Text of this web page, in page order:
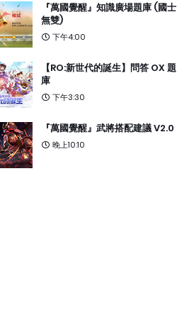
『萬國覺醒』知識廣場題庫 (國士
無雙)
下午4:00
【RO:新世代的誕生】問答 OX 題
庫
下午3:30
『萬國覺醒』武將搭配建議 V2.0
晚上10:10